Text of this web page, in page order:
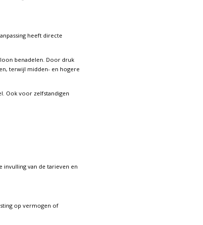
heeft directe
benadelen. Door druk
terwijl midden- en hogere
Ook voor zelfstandigen
invulling van de tarieven en
op vermogen of